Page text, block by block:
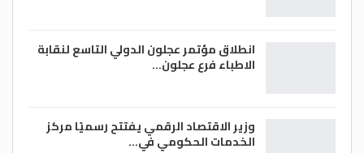
انطلاق مؤتمر عجلون الدولي التاسع لنقابة
الاطباء فرع عجلون…
وزير الاقتصاد الرقمي يفتتح رسميًا مركز
الخدمات الحكومي في…